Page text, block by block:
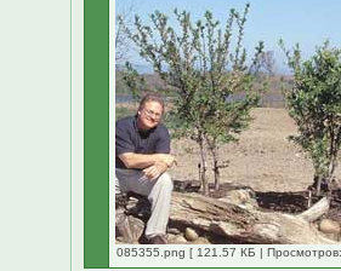
085355.png [ 121.57 КБ |